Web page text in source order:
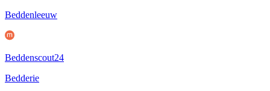
Beddenleeuw
Beddenscout24
Bedderie